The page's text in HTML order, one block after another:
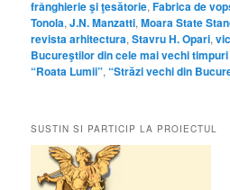
frânghierie şi ţesătorie,Fabrica de
Tonola,J.N. Manzatti,Moara State
revista arhitectura,Stavru H. Opari,
Bucureştilor din cele mai vechi
“Roata Lumii”,“Străzi vechi din
SUSTIN SI PARTICIP LA PROIECTUL